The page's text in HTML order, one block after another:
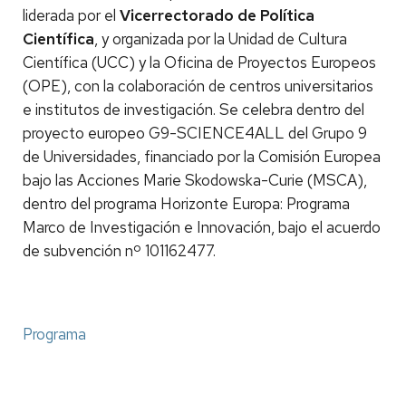
liderada por el Vicerrectorado de Política
Científica, y organizada por la Unidad de Cultura
Científica (UCC) y la Oficina de Proyectos Europeos
(OPE), con la colaboración de centros universitarios
e institutos de investigación. Se celebra dentro del
proyecto europeo G9-SCIENCE4ALL del Grupo 9
de Universidades, financiado por la Comisión Europea
bajo las Acciones Marie Skodowska-Curie (MSCA),
dentro del programa Horizonte Europa: Programa
Marco de Investigación e Innovación, bajo el acuerdo
de subvención nº 101162477.
Programa